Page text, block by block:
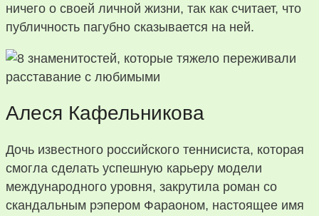
ничего о своей личной жизни, так как считает, что
публичность пагубно сказывается на ней.
Алеся Кафельникова
Дочь известного российского теннисиста, которая
смогла сделать успешную карьеру модели
международного уровня, закрутила роман со
скандальным рэпером Фараоном, настоящее имя